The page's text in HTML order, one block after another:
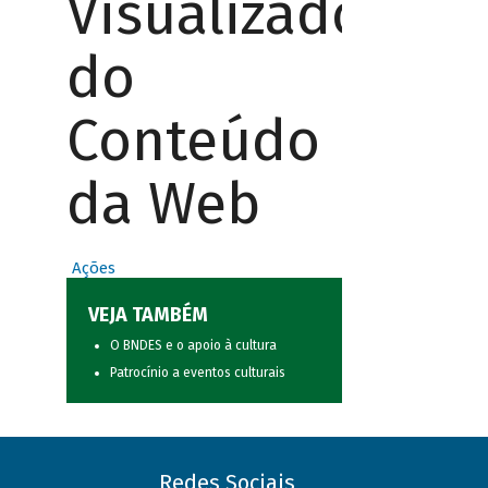
Visualizador
do
Conteúdo
da Web
Ações
VEJA TAMBÉM
O BNDES e o apoio à cultura
Patrocínio a eventos culturais
Redes Sociais